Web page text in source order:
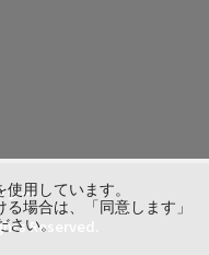
Reserved.
シー
用しています。
場合は、「同意します」
さい。